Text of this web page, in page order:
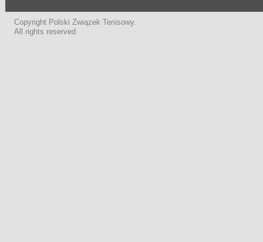
Copyright Polski Związek Tenisowy.
All rights reserved